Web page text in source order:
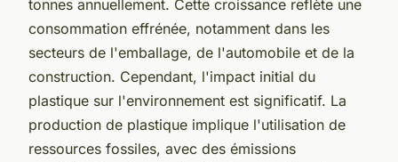
tonnes annuellement. Cette croissance reflète une
consommation effrénée, notamment dans les
secteurs de l'emballage, de l'automobile et de la
construction. Cependant, l'impact initial du
plastique sur l'environnement est significatif. La
production de plastique implique l'utilisation de
ressources fossiles, avec des émissions